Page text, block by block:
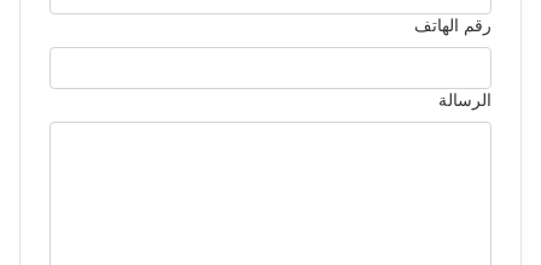
رقم الهاتف
الرسالة